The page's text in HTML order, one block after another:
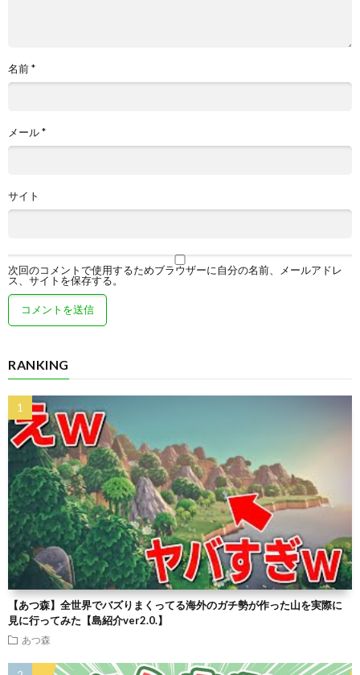
名前*
メール*
サイト
次回のコメントで使用するためブラウザーに自分の名前、メールアドレ
ス、サイトを保存する。
RANKING
【あつ森】全世界でバズりまくってる海外のガチ勢が作った山を実際に
見に行ってみた【島紹介ver2.0.】
あつ森